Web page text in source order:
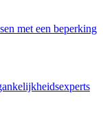
met een beperking